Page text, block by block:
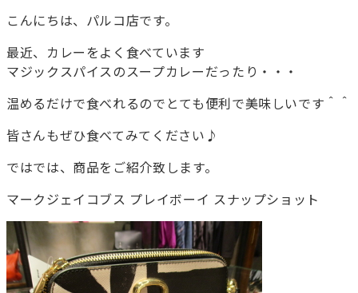
こんにちは、パルコ店です。
最近、カレーをよく食べています
マジックスパイスのスープカレーだったり・・・
温めるだけで食べれるのでとても便利で美味しいです＾＾
皆さんもぜひ食べてみてください♪
ではでは、商品をご紹介致します。
マークジェイコブス プレイボーイ スナップショット